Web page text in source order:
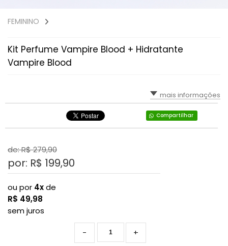
FEMININO
Kit Perfume Vampire Blood + Hidratante
Vampire Blood
mais informações
Compartilhar
de: R$279,90
por: R$ 199,90
ou por 4xde
R$ 49,98
sem juros
+
-